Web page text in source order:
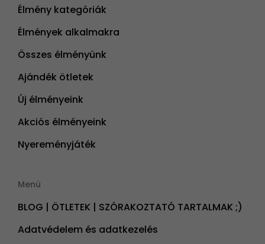
Élmény kategóriák
Élmények alkalmakra
Összes élményünk
Ajándék ötletek
Új élményeink
Akciós élményeink
Nyereményjáték
Menü
BLOG | ÖTLETEK | SZÓRAKOZTATÓ TARTALMAK ;)
Adatvédelem és adatkezelés